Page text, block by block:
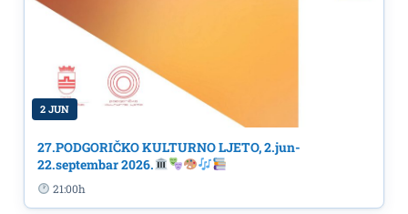
2 JUN
27.PODGORIČKO KULTURNO LJETO, 2.jun-
22.septembar 2026.
21:00h